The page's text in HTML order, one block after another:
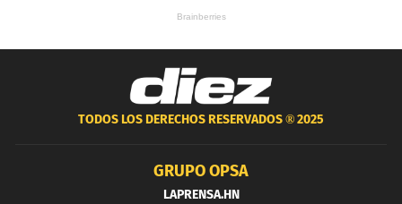
TODOS LOS DERECHOS RESERVADOS ®2025
GRUPO OPSA
LAPRENSA.HN